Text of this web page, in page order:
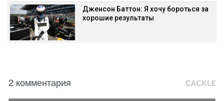
Дженсон Баттон: Я хочу бороться за
хорошие результаты
2 комментария